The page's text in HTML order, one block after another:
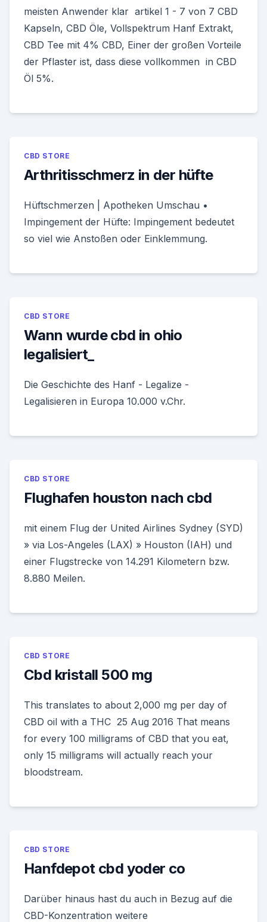
meisten Anwender klar artikel 1 - 7 von 7 CBD
Kapseln, CBD Öle, Vollspektrum Hanf Extrakt,
CBD Tee mit 4% CBD, Einer der großen Vorteile
der Pflaster ist, dass diese vollkommen in CBD
Öl 5%.
CBD STORE
Arthritisschmerz in der hüfte
Hüftschmerzen | Apotheken Umschau •
Impingement der Hüfte: Impingement bedeutet
so viel wie Anstoßen oder Einklemmung.
CBD STORE
Wann wurde cbd in ohio
legalisiert_
Die Geschichte des Hanf - Legalize -
Legalisieren in Europa 10.000 v.Chr.
CBD STORE
Flughafen houston nach cbd
mit einem Flug der United Airlines Sydney (SYD)
» via Los-Angeles (LAX) » Houston (IAH) und
einer Flugstrecke von 14.291 Kilometern bzw.
8.880 Meilen.
CBD STORE
Cbd kristall 500 mg
This translates to about 2,000 mg per day of
CBD oil with a THC 25 Aug 2016 That means
for every 100 milligrams of CBD that you eat,
only 15 milligrams will actually reach your
bloodstream.
CBD STORE
Hanfdepot cbd yoder co
Darüber hinaus hast du auch in Bezug auf die
CBD-Konzentration weitere